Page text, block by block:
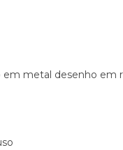
em metal desenho em